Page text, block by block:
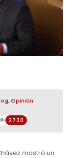
,Opinión
2730
mostró un